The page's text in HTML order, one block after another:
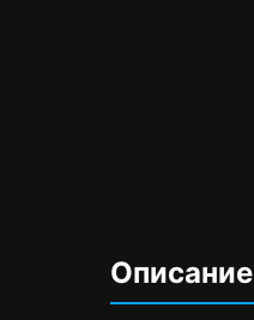
Описание